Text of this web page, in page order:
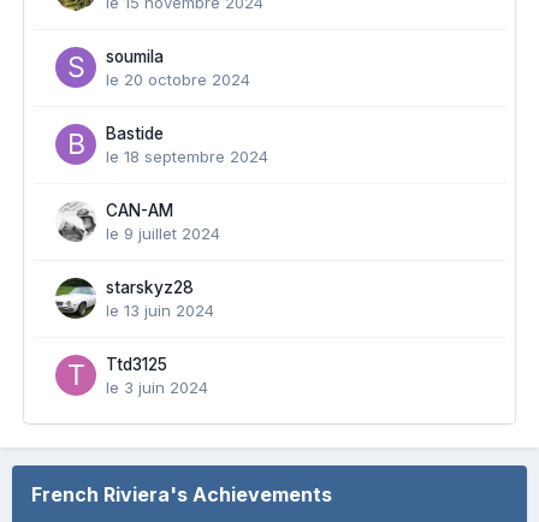
soumila
le 20 octobre 2024
Bastide
le 18 septembre 2024
CAN-AM
le 9 juillet 2024
starskyz28
le 13 juin 2024
Ttd3125
le 3 juin 2024
French Riviera's Achievements